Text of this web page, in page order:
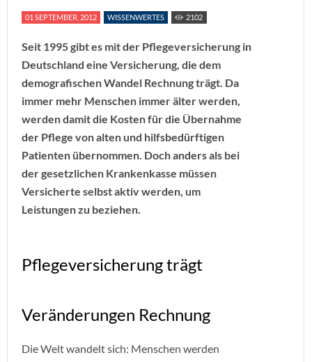
01 SEPTEMBER, 2012 WISSENWERTES 2102
Seit 1995 gibt es mit der Pflegeversicherung in
Deutschland eine Versicherung, die dem
demografischen Wandel Rechnung trägt. Da
immer mehr Menschen immer älter werden,
werden damit die Kosten für die Übernahme
der Pflege von alten und hilfsbedürftigen
Patienten übernommen. Doch anders als bei
der gesetzlichen Krankenkasse müssen
Versicherte selbst aktiv werden, um
Leistungen zu beziehen.
Pflegeversicherung trägt
Veränderungen Rechnung
Die Welt wandelt sich: Menschen werden